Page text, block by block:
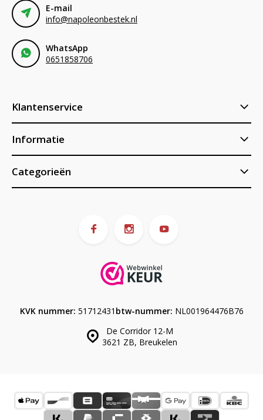
E-mail
info@napoleonbestek.nl
WhatsApp
0651858706
Klantenservice
Informatie
Categorieën
De Corridor 12-M
3621 ZB, Breukelen
KVK nummer: 51712431 btw-nummer: NL001964476B76